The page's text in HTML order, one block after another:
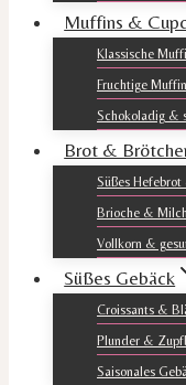
Muffins &
Klassische
Fruchtige
Schokoladig &
Brot &
Süßes
Brioche &
Vollkorn &
Süßes Gebäck
Croissants &
Plunder &
Saisonales